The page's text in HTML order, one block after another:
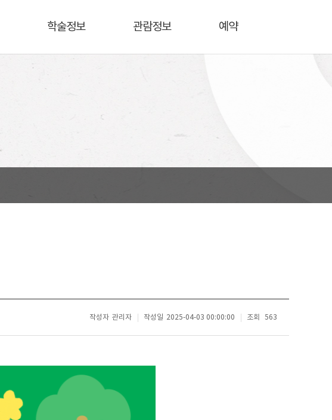
학술정보 관람정보 예약
작성자 관리자 작성일 2025-04-03 00:00:00 조회 563